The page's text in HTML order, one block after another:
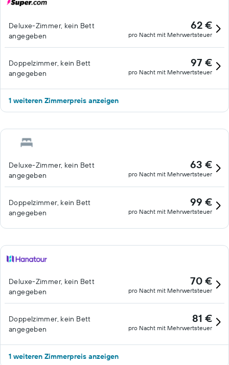
Deluxe-Zimmer, kein Bett
angegeben
62 €
pro Nacht mit Mehrwertsteuer
Doppelzimmer, kein Bett
angegeben
97 €
pro Nacht mit Mehrwertsteuer
1 weiteren Zimmerpreis anzeigen
Deluxe-Zimmer, kein Bett
angegeben
63 €
pro Nacht mit Mehrwertsteuer
Doppelzimmer, kein Bett
angegeben
99 €
pro Nacht mit Mehrwertsteuer
Deluxe-Zimmer, kein Bett
angegeben
70 €
pro Nacht mit Mehrwertsteuer
Doppelzimmer, kein Bett
angegeben
81 €
pro Nacht mit Mehrwertsteuer
1 weiteren Zimmerpreis anzeigen